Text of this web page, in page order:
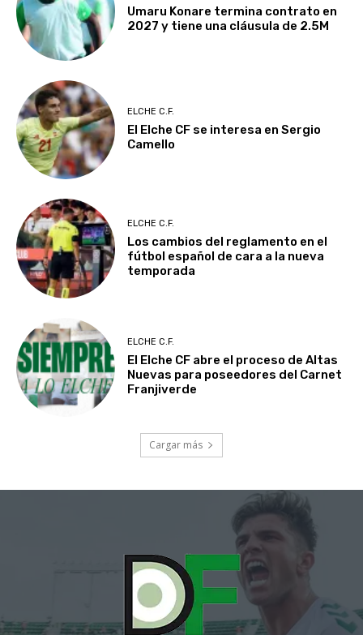
Umaru Konare termina contrato en
2027 y tiene una cláusula de 2.5M
ELCHE C.F.
El Elche CF se interesa en Sergio
Camello
ELCHE C.F.
Los cambios del reglamento en el
fútbol español de cara a la nueva
temporada
ELCHE C.F.
El Elche CF abre el proceso de Altas
Nuevas para poseedores del Carnet
Franjiverde
Cargar más